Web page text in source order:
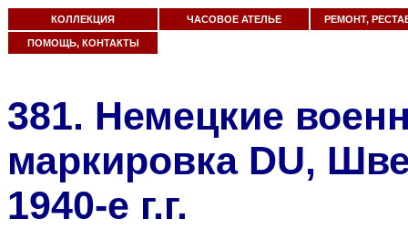
КОЛЛЕКЦИЯ ЧАСОВОЕ АТЕЛЬЕ РЕМОНТ,
ПОМОЩЬ, КОНТАКТЫ
381. Немецкие
маркировка DU,
1940-е г.г.